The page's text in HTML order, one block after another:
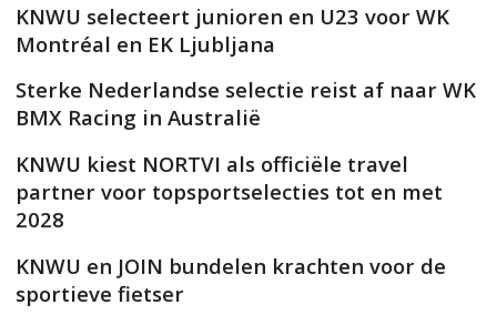
KNWU selecteert junioren en U23 voor WK
Montréal en EK Ljubljana
Sterke Nederlandse selectie reist af naar WK
BMX Racing in Australië
KNWU kiest NORTVI als officiële travel
partner voor topsportselecties tot en met
2028
KNWU en JOIN bundelen krachten voor de
sportieve fietser